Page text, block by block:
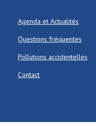
Agenda et Actualités
Questions fréquentes
Pollutions accidentelles
Contact